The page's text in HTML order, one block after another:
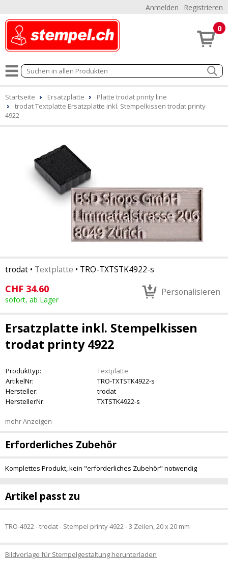
Anmelden Registrieren
0
Startseite Ersatzplatte
Platte trodat printy line
trodat Textplatte Ersatzplatte inkl. Stempelkissen trodat printy
4922
trodat • Textplatte • TRO-TXTSTK4922-s
CHF 34.60
sofort, ab Lager
Personalisieren
Ersatzplatte inkl. Stempelkissen
trodat printy 4922
Produkttyp:
Textplatte
ArtikelNr:
TRO-TXTSTK4922-s
Hersteller:
trodat
HerstellerNr:
TXTSTK4922-s
mehr Anzeigen
Erforderliches Zubehör
Komplettes Produkt, kein "erforderliches Zubehör" notwendig
Artikel passt zu
TRO-4922 - trodat - Stempel printy 4922 - 3 Zeilen, 20 x 20 mm
Bildvorlage für Stempelgestaltung herunterladen